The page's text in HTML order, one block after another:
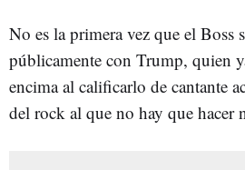
No es la primera vez que el Boss
públicamente con Trump, quien
encima al calificarlo de cantante
del rock al que no hay que hacer